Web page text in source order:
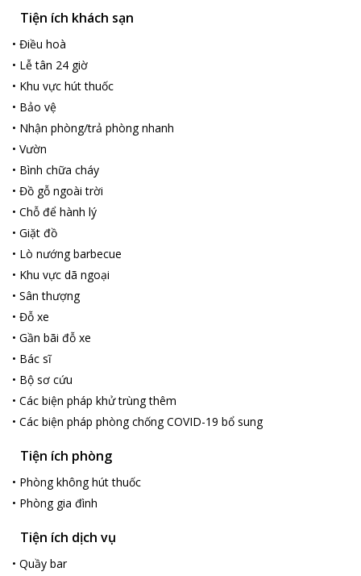
Tiện ích khách sạn
• Điều hoà
• Lễ tân 24 giờ
• Khu vực hút thuốc
• Bảo vệ
• Nhận phòng/trả phòng nhanh
• Vườn
• Bình chữa cháy
• Đồ gỗ ngoài trời
• Chỗ để hành lý
• Giặt đồ
• Lò nướng barbecue
• Khu vực dã ngoại
• Sân thượng
• Đỗ xe
• Gần bãi đỗ xe
• Bác sĩ
• Bộ sơ cứu
• Các biện pháp khử trùng thêm
• Các biện pháp phòng chống COVID-19 bổ sung
Tiện ích phòng
• Phòng không hút thuốc
• Phòng gia đình
Tiện ích dịch vụ
• Quầy bar